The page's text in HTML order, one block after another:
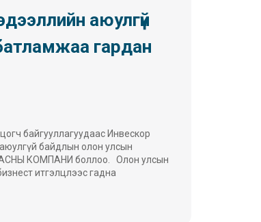
аюулгүй
гардан
байгууллагуудаас Инвескор
байдлын олон улсын
КОМПАНИ боллоо. Олон улсын
итгэлцлээс гадна